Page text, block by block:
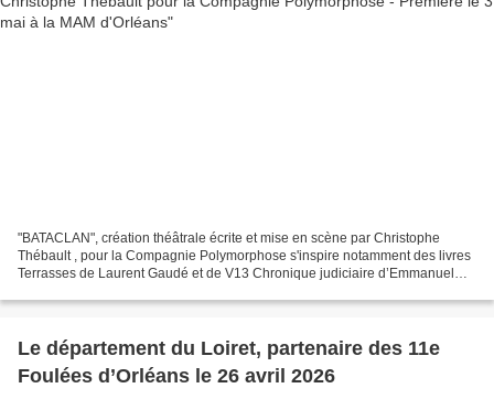
"BATACLAN", création théâtrale écrite et mise en scène par Christophe
Thébault , pour la Compagnie Polymorphose s'inspire notamment des livres
Terrasses de Laurent Gaudé et de V13 Chronique judiciaire d’Emmanuel
Le département du Loiret, partenaire des 11e
Foulées d’Orléans le 26 avril 2026